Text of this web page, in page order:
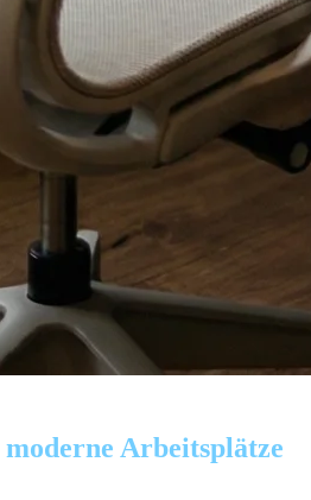
moderne Arbeitsplätze